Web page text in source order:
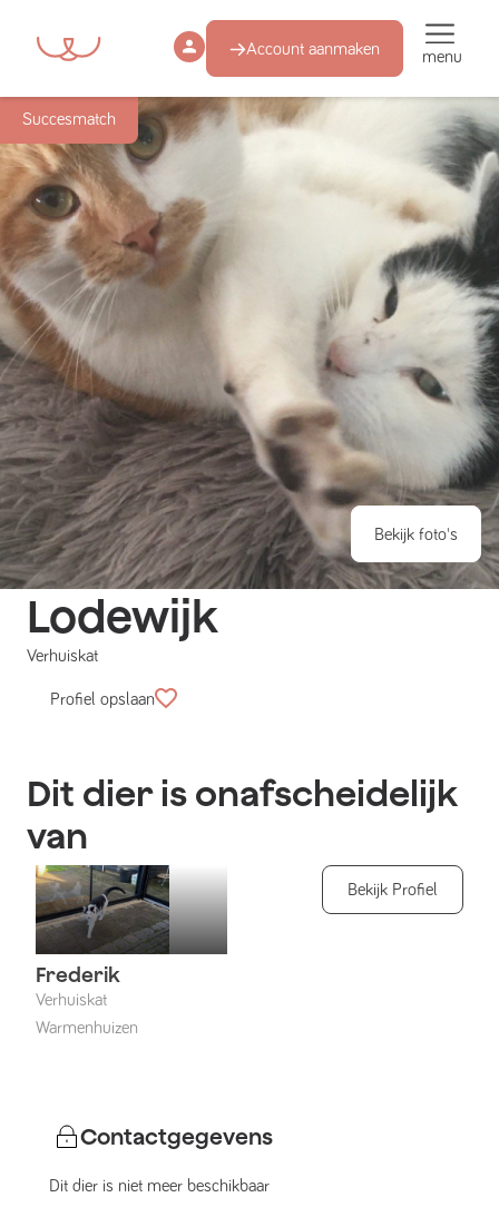
Account aanmaken menu
Succesmatch
Bekijk foto's
Lodewijk
Verhuiskat
Profiel opslaan
Dit dier is onafscheidelijk
van
Frederik
Verhuiskat
Warmenhuizen
Bekijk Profiel
Contactgegevens
Dit dier is niet meer beschikbaar